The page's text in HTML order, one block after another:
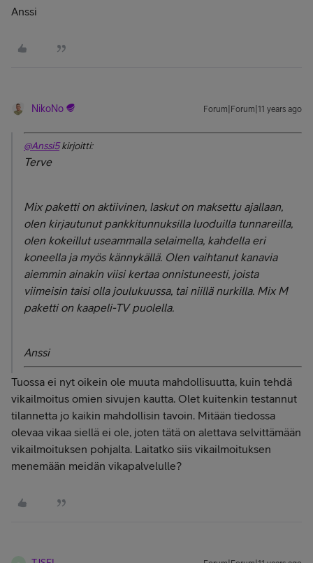
Anssi
NikoNo Forum|Forum|11 years ago
@Anssi5kirjoitti:
Terve
Mix paketti on aktiivinen, laskut on maksettu ajallaan,
olen kirjautunut pankkitunnuksilla luoduilla tunnareilla,
olen kokeillut useammalla selaimella, kahdella eri
koneella ja myös kännykällä. Olen vaihtanut kanavia
aiemmin ainakin viisi kertaa onnistuneesti, joista
viimeisin taisi olla joulukuussa, tai niillä nurkilla. Mix M
paketti on kaapeli-TV puolella.
Anssi
Tuossa ei nyt oikein ole muuta mahdollisuutta, kuin tehdä
vikailmoitus omien sivujen kautta. Olet kuitenkin testannut
tilannetta jo kaikin mahdollisin tavoin. Mitään tiedossa
olevaa vikaa siellä ei ole, joten tätä on alettava selvittämään
vikailmoituksen pohjalta. Laitatko siis vikailmoituksen
menemään meidän vikapalvelulle?